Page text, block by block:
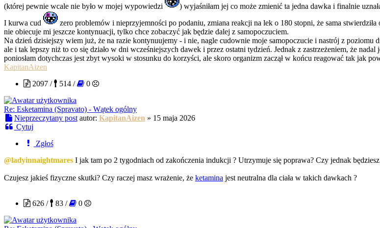
(której pewnie wcale nie było w mojej wypowiedzi
) wyjaśniłam jej co może zmienić ta jedna dawka i finalnie
I kurwa cud
zero problemów i nieprzyjemności po podaniu, zmiana reakcji na lek o 180 stopni, że sama
nie obiecuje mi jeszcze kontynuacji, tylko chce zobaczyć jak będzie dalej z samopoczuciem.
Na dzień dzisiejszy wiem już, że na razie kontynuujemy - i nie, nagle cudownie moje samopoczucie i nastrój z
ale i tak lepszy niż to co się działo w dni wcześniejszych dawek i przez ostatni tydzień. Jednak z zastrzeżeniem, że
poniosłam dotychczas jest zbyt wysoki w stosunku do korzyści, ale skoro organizm zaczął w końcu reagować tak jak
KapitanAizen
2097 /
514 / 0
Re: Esketamina (Spravato) - Wątek ogólny
Nieprzeczytany post autor: KapitanAizen » 15 maja 2026
Cytuj
Zgłoś
@ladyinnaightmares I jak tam po 2 tygodniach od zakończenia indukcji ? Utrzymuje się poprawa? Czy jednak
Czujesz jakieś fizyczne skutki? Czy raczej masz wrażenie, że ketamina jest neutralna dla ciała w takich dawkach ?
626 /
83 / 0